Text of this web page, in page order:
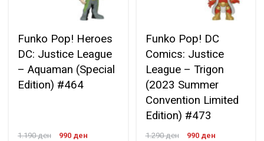
Funko Pop! Heroes
DC: Justice League
– Aquaman (Special
Edition) #464
1.190ден 990 ден
Funko Pop! DC
Comics: Justice
League – Trigon
(2023 Summer
Convention Limited
Edition) #473
1.290ден 990 ден